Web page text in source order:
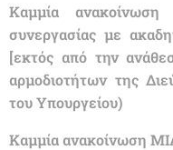
Καμμία
συνεργασίας με
[εκτός από την
αρμοδιοτήτων της
του Υπουργείου)
Καμμία ανακοίνωση